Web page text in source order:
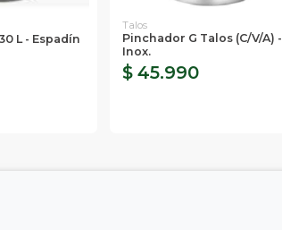
L - Espadín
Talos
Pinchador G Talos (c/v/a) -
Inox.
$ 45.990